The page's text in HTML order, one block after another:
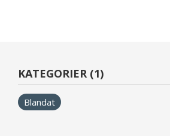
KATEGORIER (1)
Blandat